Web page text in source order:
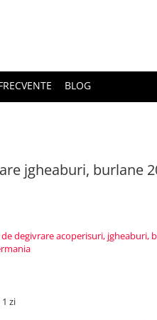
BLOG
jgheaburi, burlane
degivrare acoperisuri, jgheaburi,
1 zi